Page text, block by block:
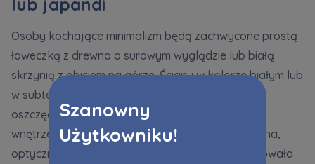
Szanowny
Użytkowniku!
lub japandi
Osoby kochające minimalizm będą zachwycone prostą
ławeczką z drewna o surowym wyglądzie lub białą
skrzynią z obiciem na górze. Ściany w kolorze białym lub
w subtelnej beżowej tonacji, proste meble i
oszczędność w dodatkach to przepis na idealne
wnętrze w stylu skandynawskim lub japandi. Jasna,
optycznie powiększona przestrzeń będzie emanowała